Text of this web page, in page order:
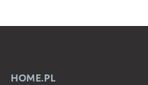
HOME.PL